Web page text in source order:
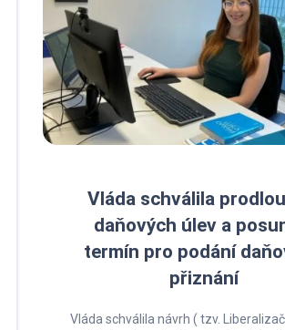
Vláda schválila
daňových úlev a
termín pro podání
přiznání
Vláda schválila návrh ( tzv.